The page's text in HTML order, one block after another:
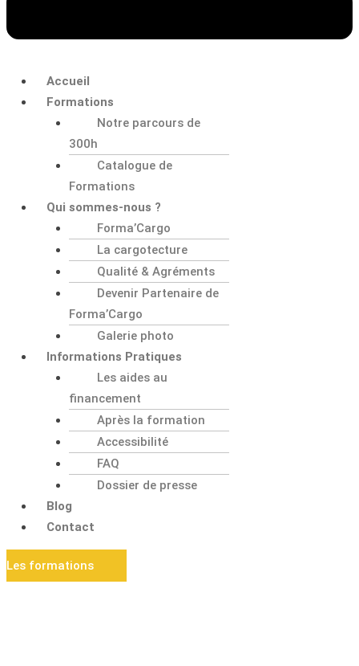
Accueil
Formations
Notre parcours de
300h
Catalogue de
Formations
Qui sommes-nous ?
Forma’Cargo
La cargotecture
Qualité & Agréments
Devenir Partenaire de
Forma’Cargo
Galerie photo
Informations Pratiques
Les aides au
financement
Après la formation
Accessibilité
FAQ
Dossier de presse
Blog
Contact
Les formations